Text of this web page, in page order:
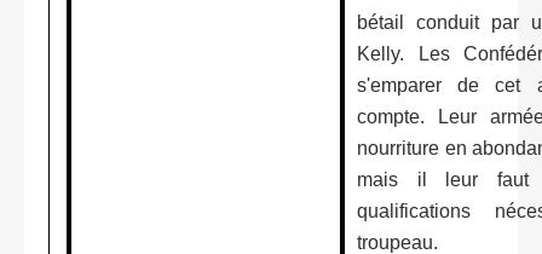
bétail conduit par
Kelly. Les
s'emparer de cet
compte. Leur
nourriture en
mais il leur faut
qualifications
troupeau.